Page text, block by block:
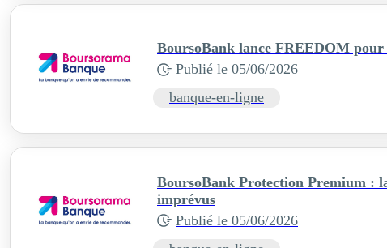
BoursoBank lance FREEDOM
Publié le 05/06/2026
banque-en-ligne
BoursoBank Protection Premium :
imprévus
Publié le 05/06/2026